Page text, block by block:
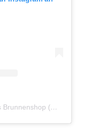
Ein Beitrag geteilt von Hingers Brunnenshop (@revisagegmbh)